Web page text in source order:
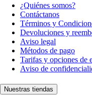
¿Quiénes somos?
Contáctanos
Términos y
Devoluciones y
Aviso legal
Métodos de pago
Tarifas y opciones de
Aviso de
Nuestras tiendas